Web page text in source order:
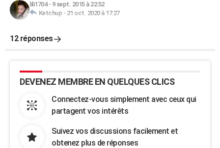
lili1704- 9 sept. 2015 à 22:52
Ketchup - 21 oct. 2020 à 17:27
12 réponses
DEVENEZ MEMBRE EN QUELQUES CLICS
Connectez-vous simplement avec ceux qui
partagent vos intérêts
Suivez vos discussions facilement et
obtenez plus de réponses